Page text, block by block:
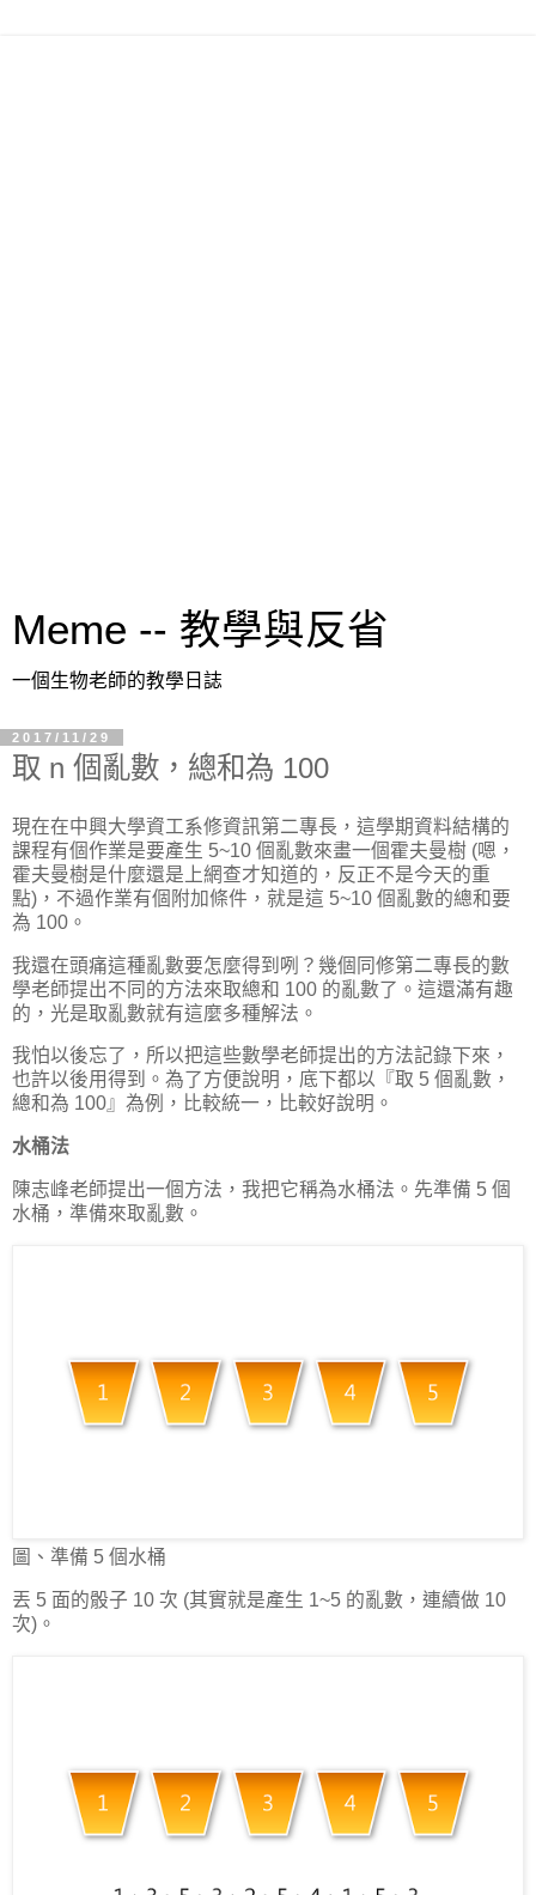
Meme -- 教學與反省
一個生物老師的教學日誌
2017/11/29
取 n 個亂數，總和為 100
現在在中興大學資工系修資訊第二專長，這學期資料結構的
課程有個作業是要產生 5~10 個亂數來畫一個霍夫曼樹 (嗯，
霍夫曼樹是什麼還是上網查才知道的，反正不是今天的重
點)，不過作業有個附加條件，就是這 5~10 個亂數的總和要
為 100。
我還在頭痛這種亂數要怎麼得到咧？幾個同修第二專長的數
學老師提出不同的方法來取總和 100 的亂數了。這還滿有趣
的，光是取亂數就有這麼多種解法。
我怕以後忘了，所以把這些數學老師提出的方法記錄下來，
也許以後用得到。為了方便說明，底下都以『取 5 個亂數，
總和為 100』為例，比較統一，比較好說明。
水桶法
陳志峰老師提出一個方法，我把它稱為水桶法。先準備 5 個
水桶，準備來取亂數。
圖、準備 5 個水桶
丟 5 面的骰子 10 次 (其實就是產生 1~5 的亂數，連續做 10
次)。